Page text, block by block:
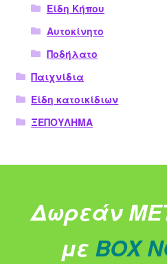
Είδη Κήπου
Αυτοκίνητο
Ποδήλατο
Παιχνίδια
Είδη κατοικίδιων
ΞΕΠΟΥΛΗΜΑ
Δωρεάν
με BOX